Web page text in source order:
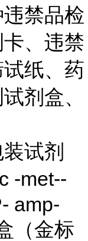
禁品检
、违禁
纸、药
剂盒、
试剂
-met--
amp-
（金标